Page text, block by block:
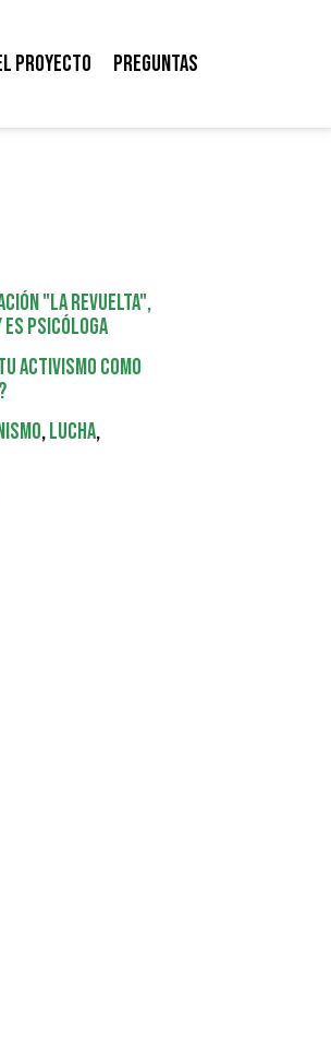
proyecto Preguntas
"La Revuelta",
es psicóloga
activismo como
,Lucha,